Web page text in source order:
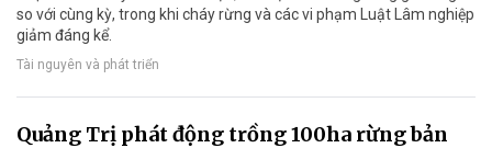
so với cùng kỳ, trong khi cháy rừng và các vi phạm Luật Lâm nghiệp
giảm đáng kể.
Tài nguyên và phát triển
Quảng Trị phát động trồng 100ha rừng bản